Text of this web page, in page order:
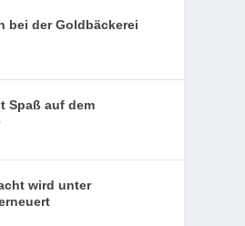
bei der Goldbäckerei
Spaß auf dem
wird unter